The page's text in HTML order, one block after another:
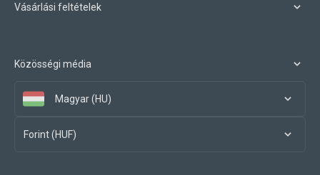
Vásárlási feltételek
Közösségi média
Magyar (HU)
Forint (HUF)